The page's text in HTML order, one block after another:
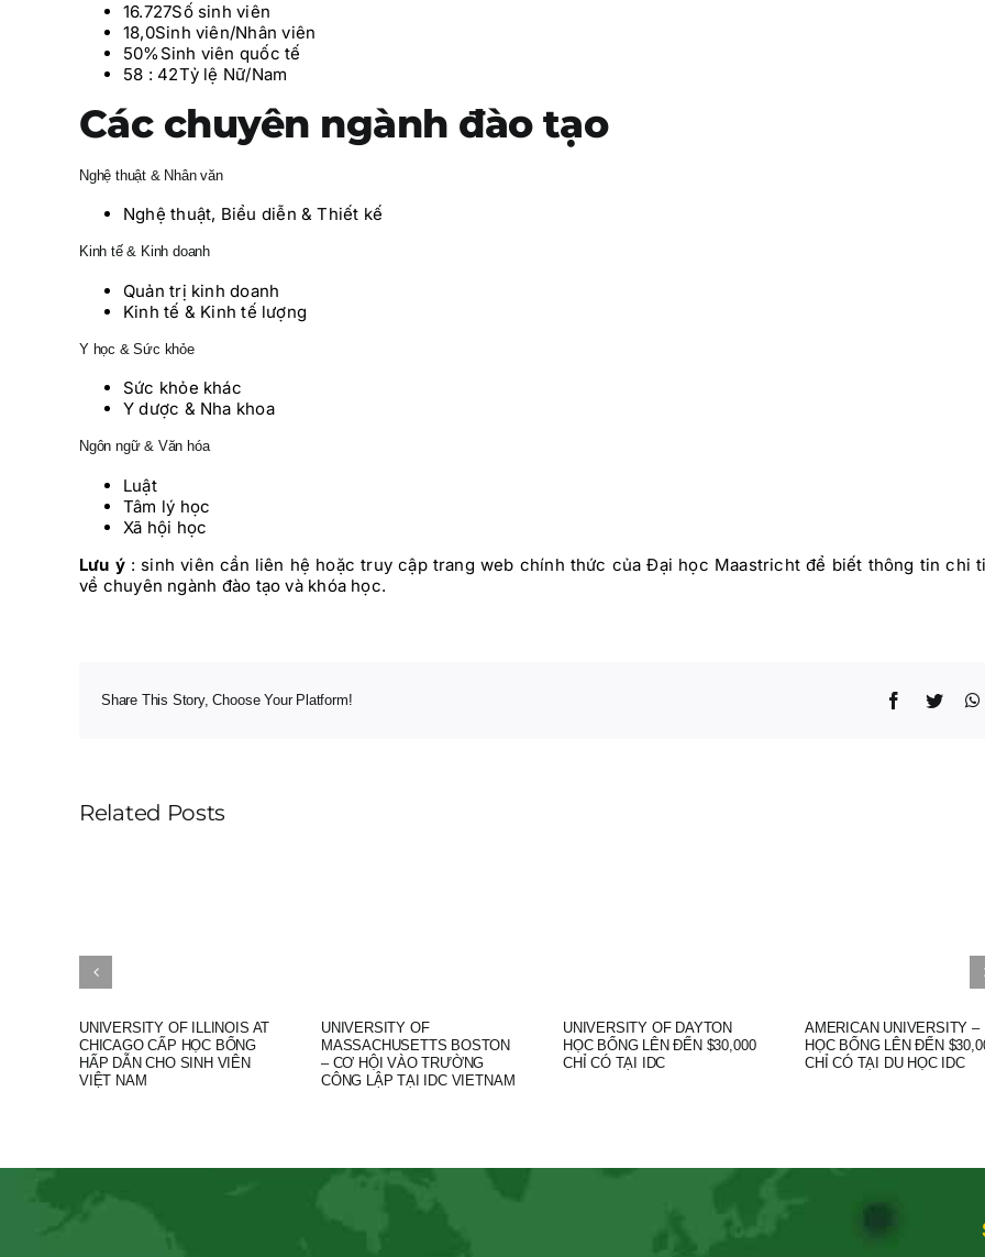
16.727Số sinh viên
18,0Sinh viên/Nhân viên
50% Sinh viên quốc tế
58 : 42Tỷ lệ Nữ/Nam
Các chuyên ngành đào tạo
Nghệ thuật & Nhân văn
Nghệ thuật, Biểu diễn & Thiết kế
Kinh tế & Kinh doanh
Quản trị kinh doanh
Kinh tế & Kinh tế lượng
Y học & Sức khỏe
Sức khỏe khác
Y dược & Nha khoa
Ngôn ngữ & Văn hóa
Luật
Tâm lý học
Xã hội học
Lưu ý: sinh viên cần liên hệ hoặc truy cập trang web chính thức của Đại học Maastricht để biết thông tin chi
về chuyên ngành đào tạo và khóa học.
Share This Story, Choose Your Platform! Facebook
Twitter
Related Posts
UNIVERSITY OF ILLINOIS AT
CHICAGO CẤP HỌC BỔNG
HẤP DẪN CHO SINH VIÊN
VIỆT NAM
UNIVERSITY OF
MASSACHUSETTS BOSTON
– CƠ HỘI VÀO TRƯỜNG
CÔNG LẬP TẠI IDC VIETNAM
UNIVERSITY OF DAYTON
HỌC BỔNG LÊN ĐẾN $30,000
CHỈ CÓ TẠI IDC
AMERICAN UNIVERSITY –
HỌC BỔNG LÊN ĐẾN
CHỈ CÓ TẠI DU HỌC IDC